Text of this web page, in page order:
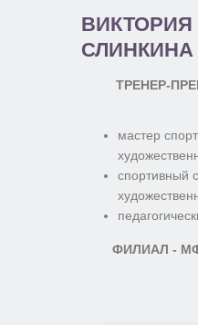
СЛИНКИНА
ФИЛИАЛ -
ТРЕНЕР-
мастер
спортивный